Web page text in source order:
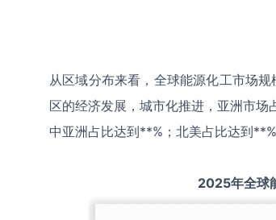
从区域分布来看，全球能源化工市场
区的经济发展，城市化推进，亚洲市
中亚洲占比达到**%；北美占比达到
2025年全球